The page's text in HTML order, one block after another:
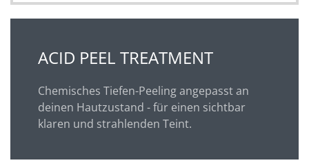
ACID PEEL TREATMENT
Chemisches Tiefen-Peeling angepasst an
deinen Hautzustand - für einen sichtbar
klaren und strahlenden Teint.